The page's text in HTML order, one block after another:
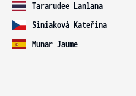
Tararudee Lanlana
Siniaková Kateřina
Munar Jaume